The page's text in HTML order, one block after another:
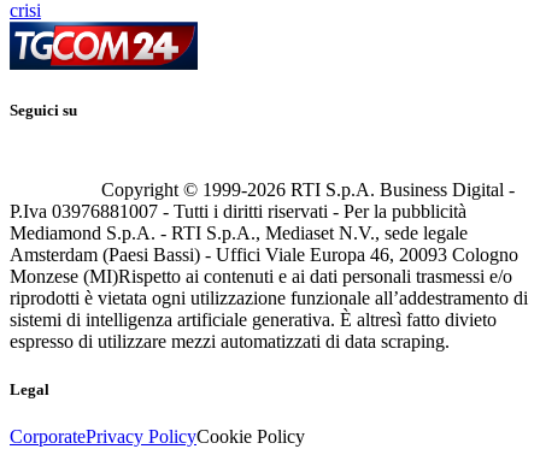
crisi
Seguici su
Copyright © 1999-2026 RTI S.p.A. Business Digital -
P.Iva 03976881007 - Tutti i diritti riservati - Per la pubblicità
Mediamond S.p.A. - RTI S.p.A., Mediaset N.V., sede legale
Amsterdam (Paesi Bassi) - Uffici Viale Europa 46, 20093 Cologno
Monzese (MI)Rispetto ai contenuti e ai dati personali trasmessi e/o
riprodotti è vietata ogni utilizzazione funzionale all’addestramento di
sistemi di intelligenza artificiale generativa. È altresì fatto divieto
espresso di utilizzare mezzi automatizzati di data scraping.
Legal
CorporatePrivacy PolicyCookie Policy